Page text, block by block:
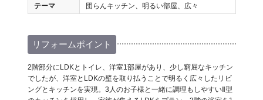
テーマ
団らんキッチン、明るい部屋、広々
リフォームポイント
2階部分にLDKとトイレ、洋室1部屋があり、少し窮屈なキッチン
でしたが、洋室とLDKの壁を取り払うことで明るく広々したリビ
ングとキッチンを実現。3人のお子様と一緒に調理もしやすいⅡ型